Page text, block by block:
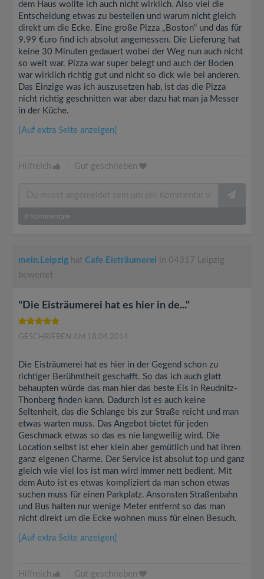
dem Haus wollte ich auch nicht wirklich. Also viel die
Entscheidung etwas zu bestellen und warum nicht gleich
direkt um die Ecke. Eine große Pizza „Boston“ und das für
9.99 €uro find ich absolut angemessen. Die Lieferung hat
keine 30 Minuten gedauert wobei der Weg nun auch nicht
so weit war. Pizza war super belegt und auch der Boden
war wirklich richtig gut und nicht so dick wie bei anderen.
Das Einzige was ich auszusetzen hab, ist das die Pizza
nicht richtig geschnitten war aber dazu hat man ja Messer
in der Küche.
[Auf extra Seite anzeigen]
Hilfreich Gut geschrieben
0 Kommentare
mein.Leipzig hat Cafe Eisträumerei in 04317 Leipzig
bewertet
"Die Eisträumerei hat es hier in de..."
GESCHRIEBEN AM 18.04.2014
Die Eisträumerei hat es hier in der Gegend schon zu
richtiger Berühmtheit geschafft. So das ich auch glatt
behaupten würde das man hier das beste Eis in Reudnitz-
Thonberg finden kann. Dadurch ist es auch keine
Seltenheit, das die Schlange bis zur Straße reicht und man
etwas warten muss. Das Angebot bietet für jeden
Geschmack etwas so das es nie langweilig wird. Die
Location selbst ist eher klein aber gemütlich und hat ihren
ganz eigenen Charme. Der Service ist absolut top und ganz
gleich wie viel los ist man wird immer nett bedient. Mit
dem Auto ist es etwas kompliziert da man schon etwas
suchen muss für einen Parkplatz. Ansonsten Straßenbahn
und Bus halten nur wenige Meter entfernt so das man
nicht direkt um die Ecke wohnen muss für einen Besuch.
[Auf extra Seite anzeigen]
Hilfreich Gut geschrieben